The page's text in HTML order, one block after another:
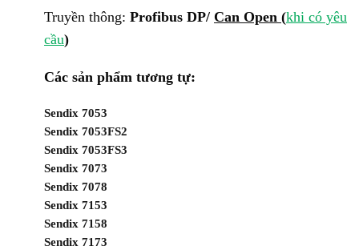
Truyền thông: Profibus DP/ Can Open (khi có yêu
cầu)
Các sản phẩm tương tự:
Sendix 7053
Sendix 7053FS2
Sendix 7053FS3
Sendix 7073
Sendix 7078
Sendix 7153
Sendix 7158
Sendix 7173